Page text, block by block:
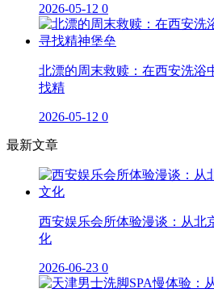
2026-05-12 0
北漂的周末救赎：在西安洗浴
找精
2026-05-12 0
最新文章
西安娱乐会所体验漫谈：从北
化
2026-06-23 0